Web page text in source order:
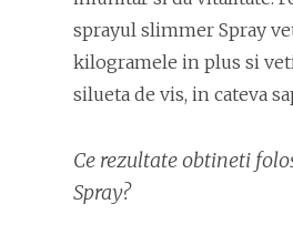
sprayul slimmer Spray
kilogramele in plus si
silueta de vis, in cateva
Ce rezultate obtineti
Spray?